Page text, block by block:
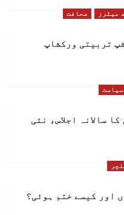
میٹرز صحافت
تربیتی ورکشاپ
سیاست
سالانہ اجلاس، نئی
اور کیسے ختم ہوئی؟